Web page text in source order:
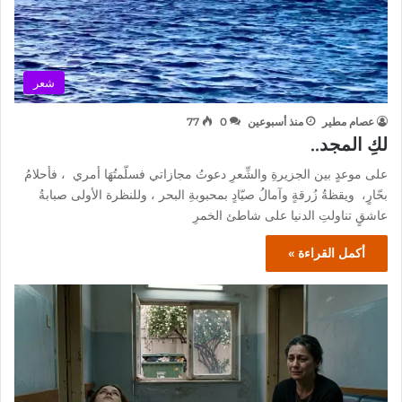
شعر
عصام مطير منذ أسبوعين 0
77
لكِ المجد..
على موعدٍ بين الجزيرةِ والشِّعرِ دعوتُ مجازاتي فسلّمتُهَا أمري ، فأحلامُ
بحّارٍ، ويقظةُ زُرقةٍ وآمالُ صيّادٍ بمحبوبةِ البحر ، وللنظرة الأولى صبابةُ
عاشقٍ تناولتِ الدنيا على شاطئ الخمرِ
أكمل القراءة »